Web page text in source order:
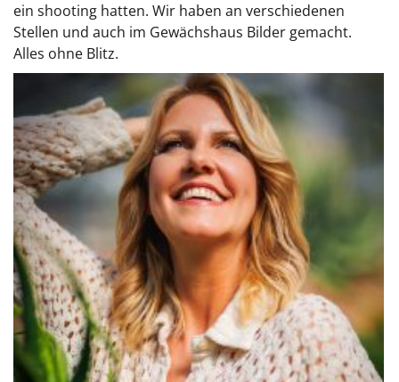
ein shooting hatten. Wir haben an verschiedenen
Stellen und auch im Gewächshaus Bilder gemacht.
Alles ohne Blitz.